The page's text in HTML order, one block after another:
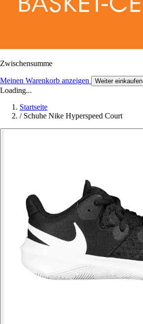
Zwischensumme
Meinen Warenkorb anzeigen Weiter einkaufen
Loading...
Startseite
/ Schuhe Nike Hyperspeed Court